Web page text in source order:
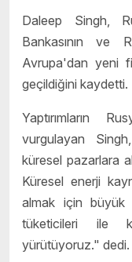
Daleep Singh,
Bankasının ve
Avrupa'dan yeni
geçildiğini kaydetti.
Yaptırımların
vurgulayan
küresel pazarlara
Küresel enerji
almak için
tüketicileri ile
yürütüyoruz." dedi.